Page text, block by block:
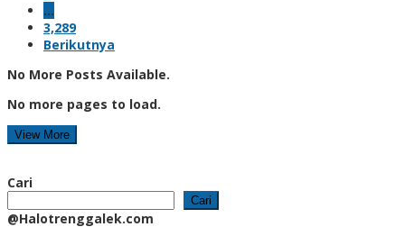
…
3,289
Berikutnya
No More Posts Available.
No more pages to load.
View More
Cari
Cari
@Halotrenggalek.com